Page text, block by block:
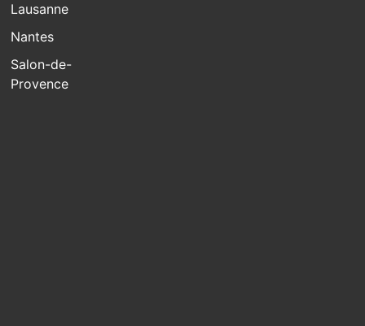
Lausanne
Nantes
Salon-de-
Provence